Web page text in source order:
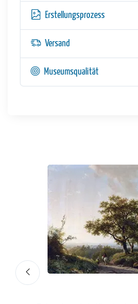
Erstellungsprozess
Versand
Museumsqualität